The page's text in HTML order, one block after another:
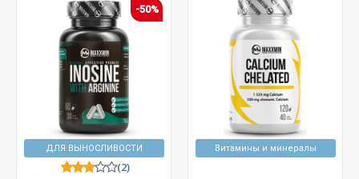
ДЛЯ ВЫНОСЛИВОСТИ
-50%
(2)
Витамины и минералы